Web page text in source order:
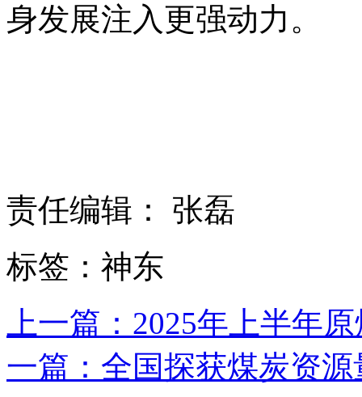
身发展注入更强动力。
责任编辑： 张磊
标签：神东
上一篇：2025年上半年
一篇：全国探获煤炭资